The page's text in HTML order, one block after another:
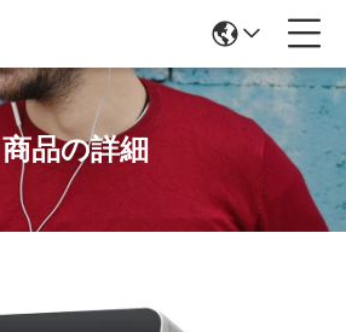
商品の詳細